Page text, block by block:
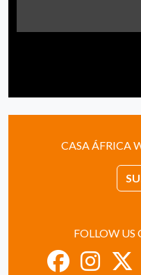
CASA ÁFRICA
FOLLOW US